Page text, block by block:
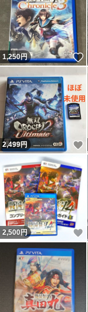
1,250円
2,499円
2,500 円